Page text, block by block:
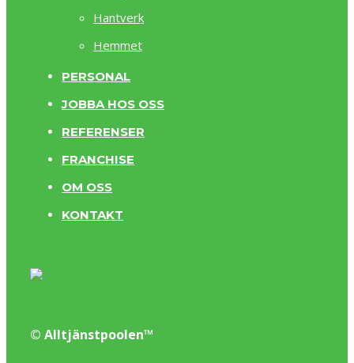
Hantverk
Hemmet
PERSONAL
JOBBA HOS OSS
REFERENSER
FRANCHISE
OM OSS
KONTAKT
© Alltjänstpoolen™